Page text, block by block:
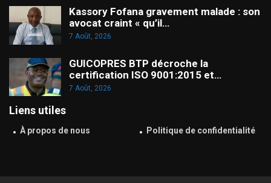
Kassory Fofana gravement malade : son
avocat craint « qu’il…
7 Août, 2026
GUICOPRES BTP décroche la
certification ISO 9001:2015 et…
7 Août, 2026
Liens utiles
À propos de nous Politique de confidentialité